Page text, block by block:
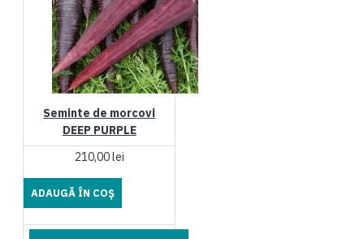
Seminte de morcovi
DEEP PURPLE
210,00 lei
ADAUGĂ ÎN COŞ